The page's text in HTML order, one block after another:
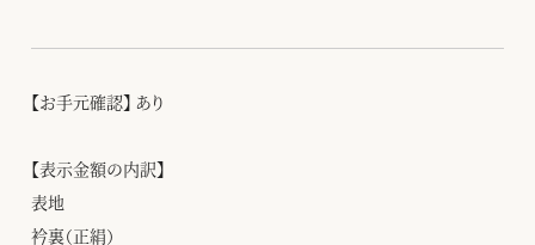
【お手元確認】 あり
【表示金額の内訳】
表地
衿裏（正絹）